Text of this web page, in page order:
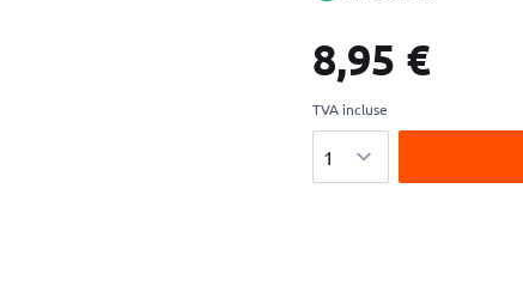
8,95 €
TVA incluse